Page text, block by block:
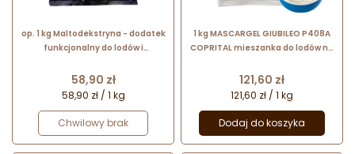
op. 1 kg Maltodekstryna - dodatek
funkcjonalny do lodów i
Comprital
Cena
58,90 zł
58,90 zł / 1 kg
Chwilowy brak
1 kg MASCARGEL GIUBILEO P408A
COPRITAL mieszanka do lodów na
proszku
Cena
121,60 zł
121,60 zł / 1 kg
Dodaj do koszyka